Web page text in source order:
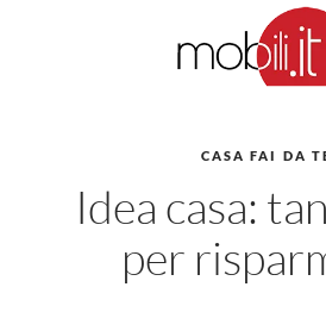
Cucine Design
Cucine Moderne
Cucine Country
CASA FAI DA
Idea casa:
per